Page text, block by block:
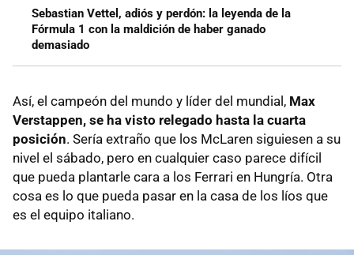
Sebastian Vettel, adiós y perdón: la leyenda de la
Fórmula 1 con la maldición de haber ganado
demasiado
Así, el campeón del mundo y líder del mundial, Max
Verstappen, se ha visto relegado hasta la cuarta
posición. Sería extraño que los McLaren siguiesen a su
nivel el sábado, pero en cualquier caso parece difícil
que pueda plantarle cara a los Ferrari en Hungría. Otra
cosa es lo que pueda pasar en la casa de los líos que
es el equipo italiano.